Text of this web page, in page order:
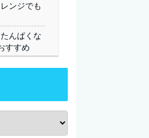
ンジでも
んぱくな
すすめ